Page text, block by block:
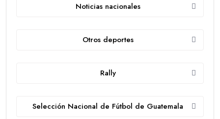
Noticias nacionales
Otros deportes
Rally
Selección Nacional de Fútbol de Guatemala